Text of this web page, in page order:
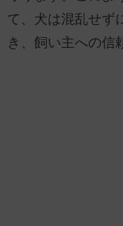
て、犬は混乱せず
き、飼い主への信